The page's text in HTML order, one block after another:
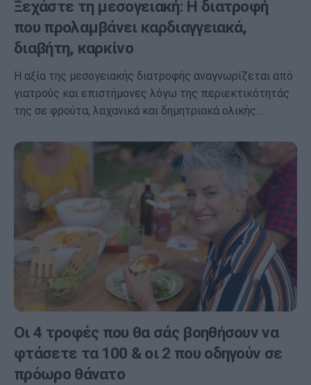
Ξεχάστε τη μεσογειακή: Η διατροφή
που προλαμβάνει καρδιαγγειακά,
διαβήτη, καρκίνο
Η αξία της μεσογειακής διατροφής αναγνωρίζεται από
γιατρούς και επιστήμονες λόγω της περιεκτικότητάς
της σε φρούτα, λαχανικά και δημητριακά ολικής…
Οι 4 τροφές που θα σάς βοηθήσουν να
φτάσετε τα 100 & οι 2 που οδηγούν σε
πρόωρο θάνατο